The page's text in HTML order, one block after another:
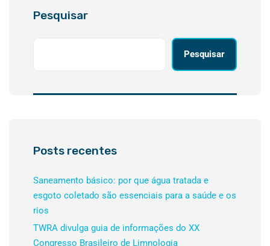
Pesquisar
Pesquisar
Posts recentes
Saneamento básico: por que água tratada e
esgoto coletado são essenciais para a saúde e os
rios
TWRA divulga guia de informações do XX
Congresso Brasileiro de Limnologia